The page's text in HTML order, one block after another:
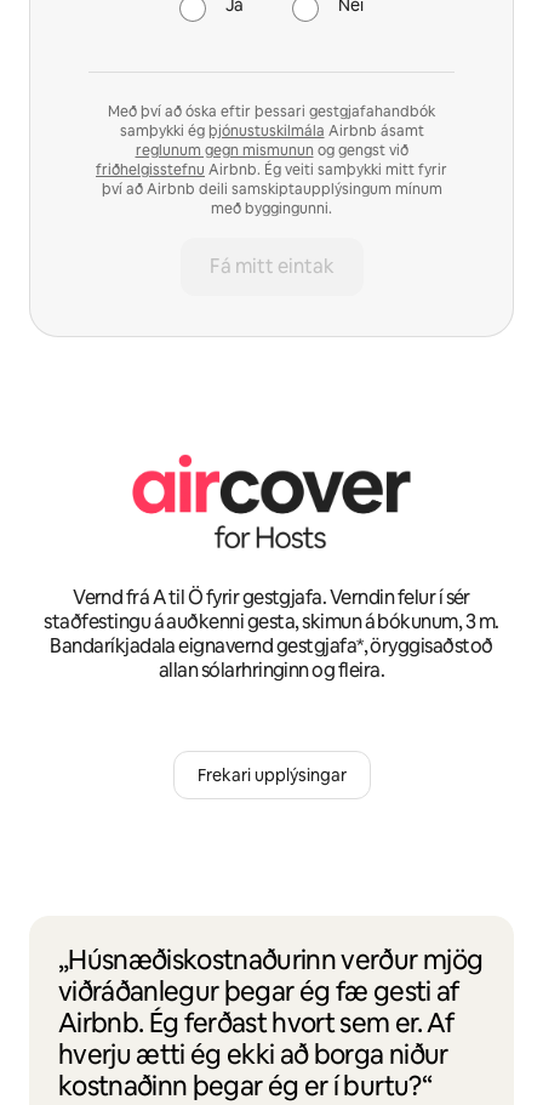
Já Nei
Með því að óska eftir þessari gestgjafahandbók
samþykki égþjónustuskilmála Airbnb ásamt
reglunum gegn mismunun og gengst við
friðhelgisstefnu Airbnb. Ég veiti samþykki mitt fyrir
því að Airbnb deili samskiptaupplýsingum mínum
með byggingunni.
Fá mitt eintak
Vernd frá A til Ö fyrir gestgjafa. Verndin felur í sér
staðfestingu á auðkenni gesta, skimun á bókunum, 3 m.
Bandaríkjadala eignavernd gestgjafa*, öryggisaðstoð
allan sólarhringinn og fleira.
Frekari upplýsingar
„Húsnæðiskostnaðurinn verður mjög
viðráðanlegur þegar ég fæ gesti af
Airbnb. Ég ferðast hvort sem er. Af
hverju ætti ég ekki að borga niður
kostnaðinn þegar ég er í burtu?“